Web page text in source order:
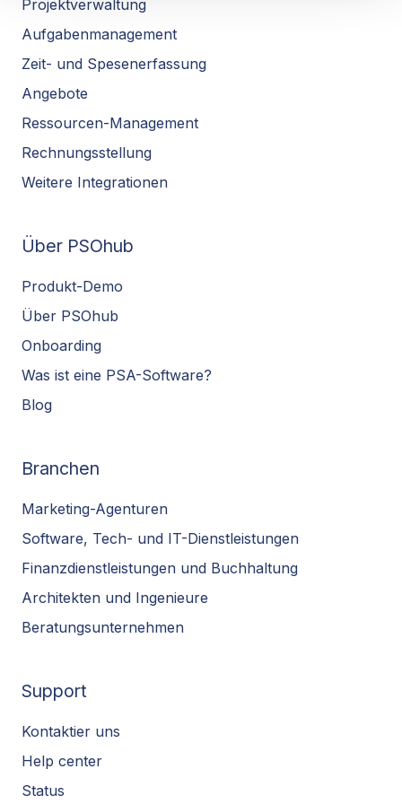
Projektverwaltung
Aufgabenmanagement
Zeit- und Spesenerfassung
Angebote
Ressourcen-Management
Rechnungsstellung
Weitere Integrationen
Über PSOhub
Produkt-Demo
Über PSOhub
Onboarding
Was ist eine PSA-Software?
Blog
Branchen
Marketing-Agenturen
Software, Tech- und IT-Dienstleistungen
Finanzdienstleistungen und Buchhaltung
Architekten und Ingenieure
Beratungsunternehmen
Support
Kontaktier uns
Help center
Status